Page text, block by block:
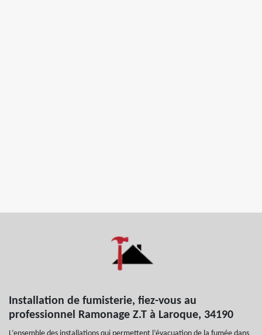
Installation de fumisterie, fiez-vous au
professionnel Ramonage Z.T à Laroque, 34190